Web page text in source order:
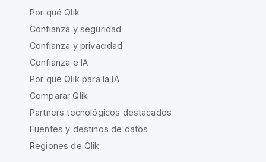
Por qué Qlik
Confianza y seguridad
Confianza y privacidad
Confianza e IA
Por qué Qlik para la IA
Comparar Qlik
Partners tecnológicos destacados
Fuentes y destinos de datos
Regiones de Qlik